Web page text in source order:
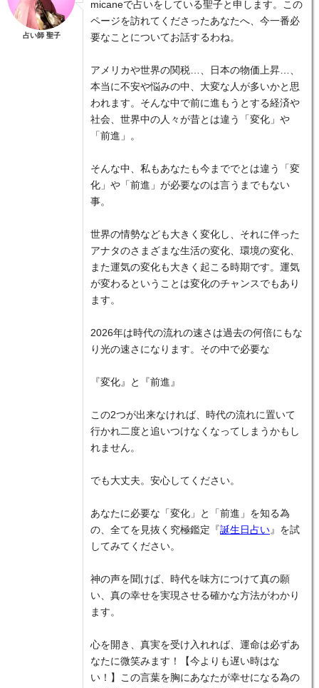
占い師 聖子
micaneで占いをしている聖子と申します。この
ページを訪れてくださったあなたへ、今一番必
要なことについてお話するわね。
アメリカや世界の関税…、日本の物価上昇…、
本当に不安や悩みの中、大変な人が多いかと思
われます。そんな中で前に進もうとする経済や
社会、世界中の人々が昔とは違う「変化」や
「前進」。
そんな中、私もあなたも今まででとは違う「変
化」や「前進」が必要なのは言うまでもない
事。
世界の情勢なども大きく変化し、それに伴った
アナタのさまざまな生活の変化、環境の変化、
また運気の変化も大きく起こる時期です。運気
が変わるということは変化のチャンスでもあり
ます。
2026年は時代の流れの速さは過去の何倍にもな
り光の速さになります。その中で必要な
『変化』と『前進』
この2つが出来なければ、時代の流れに置いて
行かれ二度と追いつけなくなってしまうかもし
れません。
でも大丈夫。安心してください。
あなたに必要な「変化」と「前進」を知る為
の、全てを見抜く究極鑑定『誕生日占い 』を試
してみてください。
神の声を聞けば、時代を味方につけて真の願
い、真の幸せを実現させる確かな方法がわかり
ます。
心を開き、真実を受け入れれば、運命は必ずあ
なたに微笑みます！【今よりも遅い時はな
い！】この言葉を胸にあなたが幸せになる為の